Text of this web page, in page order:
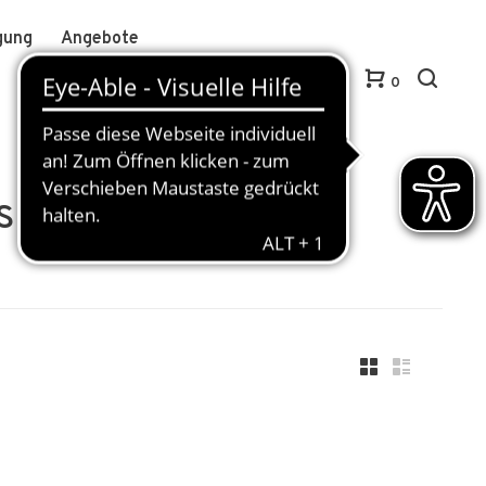
Angebote
Anmelden / Kundenkonto anlegen
0